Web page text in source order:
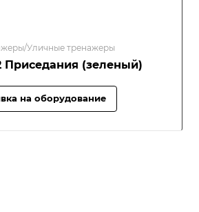
Уличные тренажеры
Приседания (зеленый)
на оборудование